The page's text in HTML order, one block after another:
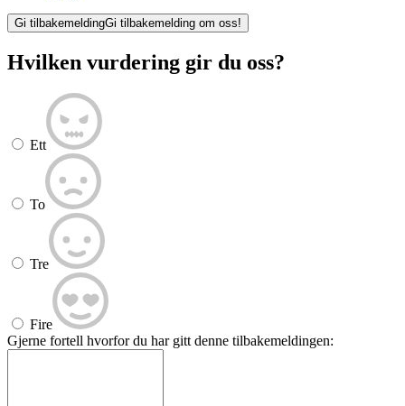
Gi tilbakemeldingGi tilbakemelding om oss!
Hvilken vurdering gir du oss?
Ett
To
Tre
Fire
Gjerne fortell hvorfor du har gitt denne tilbakemeldingen: